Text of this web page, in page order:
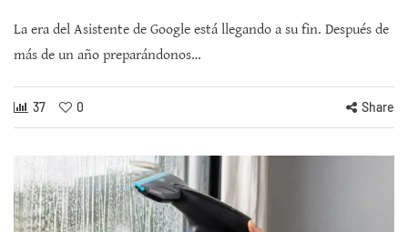
La era del Asistente de Google está llegando a su fin. Después de
más de un año preparándonos…
37 0 Share